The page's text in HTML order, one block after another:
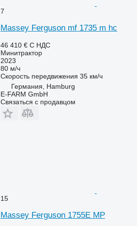
7
Massey Ferguson mf 1735 m hc
46 410 € С НДС
Минитрактор
2023
80 м/ч
Скорость передвижения 35 км/ч
Германия, Hamburg
E-FARM GmbH
Связаться с продавцом
15
Massey Ferguson 1755E MP